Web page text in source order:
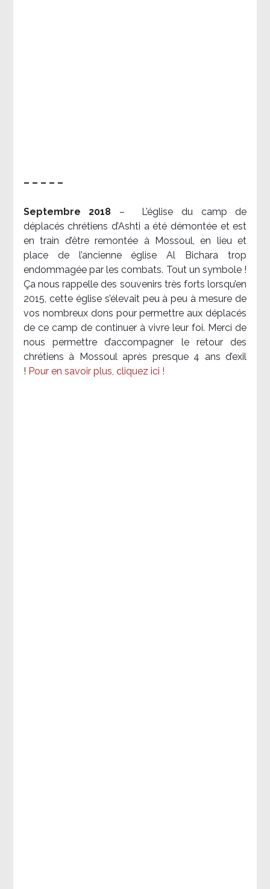
– – – – –
Septembre 2018 –
L’église du camp de
déplacés chrétiens d’Ashti a été démontée et est
en train d’être remontée à Mossoul, en lieu et
place de l’ancienne église Al Bichara trop
endommagée par les combats. Tout un symbole !
Ça nous rappelle des souvenirs très forts lorsqu’en
2015, cette église s’élevait peu à peu à mesure de
vos nombreux dons pour permettre aux déplacés
de ce camp de continuer à vivre leur foi. Merci de
nous permettre d’accompagner le retour des
chrétiens à Mossoul après presque 4 ans d’exil
! Pour en savoir plus, cliquez ici !